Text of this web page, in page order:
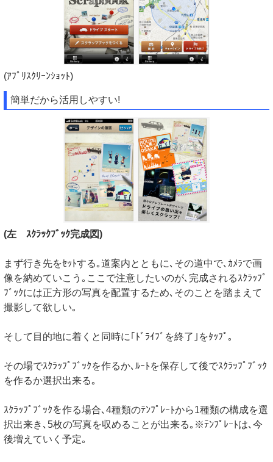
(ｱﾌﾟﾘｽｸﾘｰﾝｼｮｯﾄ)
簡単だから活用しやすい!
(左 ｽｸﾗｯｸﾌﾞｯｸ完成図)
まず行き先をｾｯﾄする｡道案内とともに､その道中で､ｶﾒﾗで画
像を納めていこう｡ここで注意したいのが､完成されるｽｸﾗｯﾌﾟ
ﾌﾞｯｸには正方形の写真を配置するため､そのことを踏まえて
撮影して欲しい｡
そして目的地に着くと同時に｢ﾄﾞﾗｲﾌﾞを終了｣をﾀｯﾌﾟ｡
その場でｽｸﾗｯﾌﾟﾌﾞｯｸを作るか､ﾙｰﾄを保存して後でｽｸﾗｯﾌﾟﾌﾞｯｸ
を作るか選択出来る｡
ｽｸﾗｯﾌﾟﾌﾞｯｸを作る場合､4種類のﾃﾝﾌﾟﾚｰﾄから1種類の構成を選
択出来き､5枚の写真を収めることが出来る｡※ﾃﾝﾌﾟﾚｰﾄは､今
後増えていく予定｡